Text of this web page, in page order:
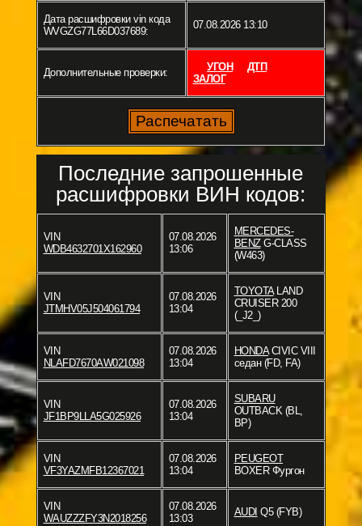
Дата расшифровки vin кода
WVGZG77L66D037689:
07.08.2026 13:10
Дополнительные проверки: УГОН
ДТП
ЗАЛОГ
Последние запрошенные
расшифровки ВИН кодов:
VIN
WDB4632701X162960
07.08.2026
13:06
MERCEDES-
BENZG-CLASS
(W463)
VIN
JTMHV05J504061794
07.08.2026
13:04
TOYOTALAND
CRUISER 200
(_J2_)
VIN
NLAFD7670AW021098
07.08.2026
13:04
HONDACIVIC VIII
седан (FD, FA)
VIN
JF1BP9LLA5G025926
07.08.2026
13:04
SUBARU
OUTBACK (BL,
BP)
VIN
VF3YAZMFB12367021
07.08.2026
13:04
PEUGEOT
BOXER Фургон
VIN
WAUZZZFY3N2018256
07.08.2026
13:03
AUDI Q5 (FYB)